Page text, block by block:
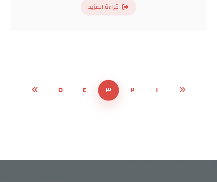
قراءة المزيد
١ ٢ ٣ ٤ ٥